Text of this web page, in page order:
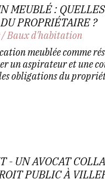
MEUBLÉ :
PROPRIÉTAIRE ?
/Baux d'habitation
meublée comme
un aspirateur et une
obligations du
- UN AVOCAT
PUBLIC À